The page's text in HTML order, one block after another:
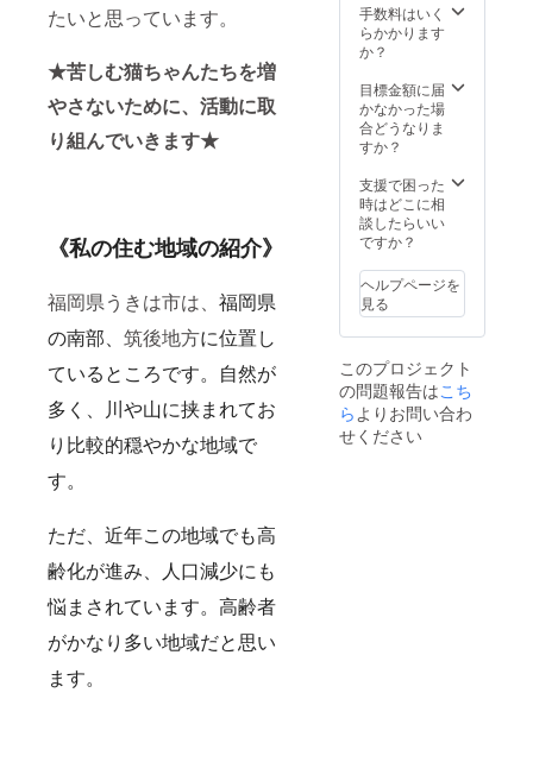
たいと思っています。
★苦しむ猫ちゃんたちを増
やさないために、活動に取
り組んでいきます★
《私の住む地域の紹介》
福岡県うきは市は、 福岡県
の南部、 筑後地方に位置し
ているところです。自然が
多く、川や山に挟まれてお
り比較的穏やかな地域で
す。
ただ、近年この地域でも高
齢化が進み、人口減少にも
悩まされています。高齢者
がかなり多い地域だと思い
ます。
手数料はいく
らかかります
か？
目標金額に届
かなかった場
合どうなりま
すか？
支援で困った
時はどこに相
談したらいい
ですか？
ヘルプページを
見る
このプロジェクト
の問題報告はこち
ら よりお問い合わ
せください